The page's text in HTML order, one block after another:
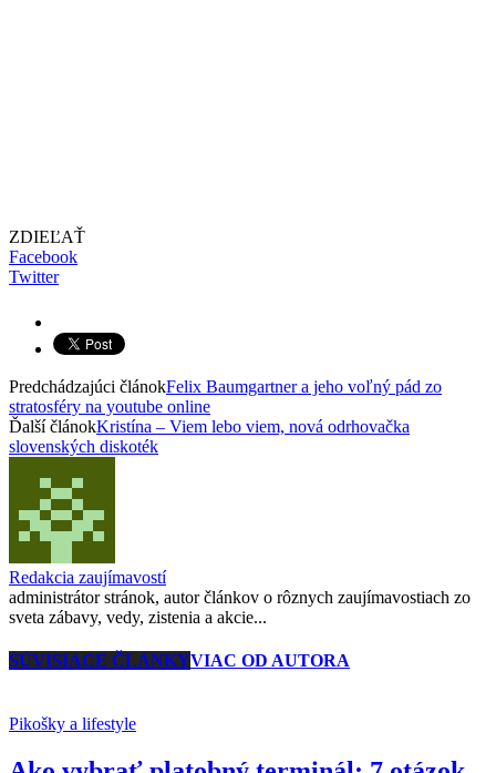
ZDIEĽAŤ
Facebook
Twitter
Predchádzajúci článokFelix Baumgartner a jeho voľný pád zo
stratosféry na youtube online
Ďalší článokKristína – Viem lebo viem, nová odrhovačka
slovenských diskoték
Redakcia zaujímavostí
administrátor stránok, autor článkov o rôznych zaujímavostiach zo
sveta zábavy, vedy, zistenia a akcie...
SÚVISIACE ČLÁNKYVIAC OD AUTORA
Pikošky a lifestyle